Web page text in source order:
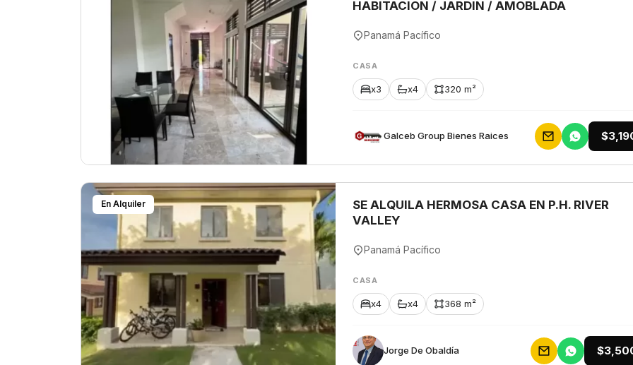
HABITACION / JARDIN / AMOBLADA
Panamá Pacífico
CASA
x3 x4 320 m²
Galceb Group Bienes Raices
En Alquiler
SE ALQUILA HERMOSA CASA EN P.H. RIVER
VALLEY
Panamá Pacífico
CASA
x4 x4 368 m²
Jorge De Obaldía